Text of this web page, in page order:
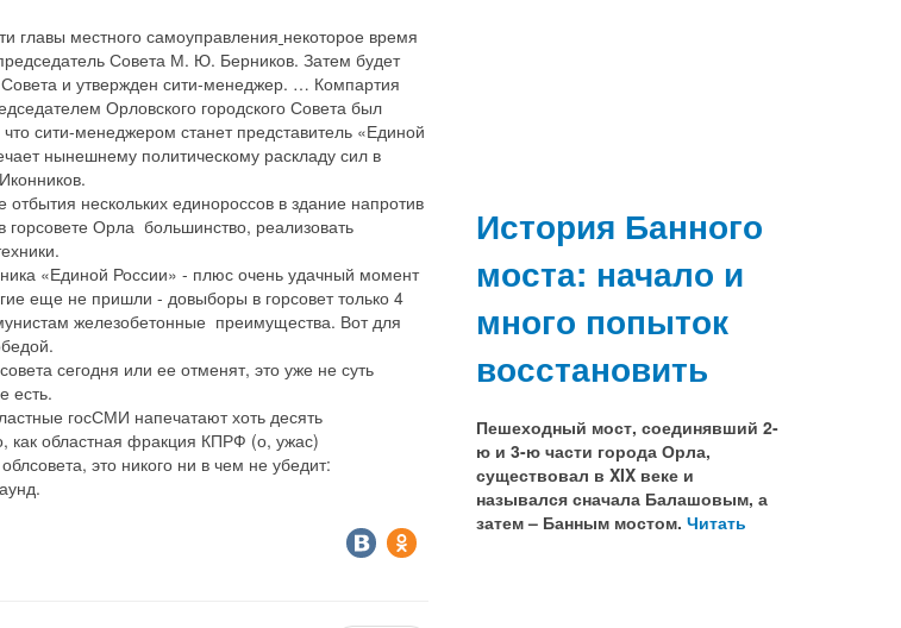
главы местного самоуправления некоторое время
Совета М. Ю. Берников. Затем будет
и утвержден сити-менеджер. … Компартия
Орловского городского Совета был
сити-менеджером станет представитель «Единой
нынешнему политическому раскладу сил в
отбытия нескольких единороссов в здание напротив
горсовете Орла большинство, реализовать
«Единой России» - плюс очень удачный момент
еще не пришли - довыборы в горсовет только 4
железобетонные преимущества. Вот для
сегодня или ее отменят, это уже не суть
есть.
госСМИ напечатают хоть десять
как областная фракция КПРФ (о, ужас)
это никого ни в чем не убедит:
История Банного
моста: начало и
много попыток
восстановить
Пешеходный мост, соединявший 2-
ю и 3-ю части города Орла,
существовал в XIX веке и
назывался сначала Балашовым, а
затем – Банным мостом. Читать